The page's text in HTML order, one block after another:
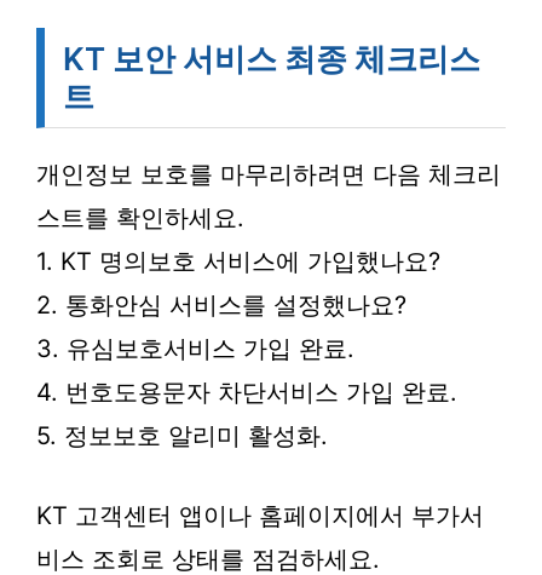
KT 보안 서비스 최종 체크리스
트
개인정보 보호를 마무리하려면 다음 체크리
스트를 확인하세요.
1. KT 명의보호 서비스에 가입했나요?
2. 통화안심 서비스를 설정했나요?
3. 유심보호서비스 가입 완료.
4. 번호도용문자 차단서비스 가입 완료.
5. 정보보호 알리미 활성화.
KT 고객센터 앱이나 홈페이지에서 부가서
비스 조회로 상태를 점검하세요.